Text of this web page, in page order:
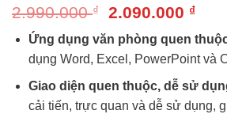
2.990.000₫
Giá
là:
2.990.000 ₫.
2.090.000 ₫Giá
tại
là:
Ứng dụng văn phòng quen
dụng Word, Excel, PowerPoint và
Giao diện quen thuộc, dễ sử
cải tiến, trực quan và dễ sử dụng,